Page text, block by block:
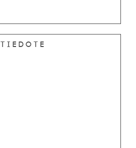
Tiedote